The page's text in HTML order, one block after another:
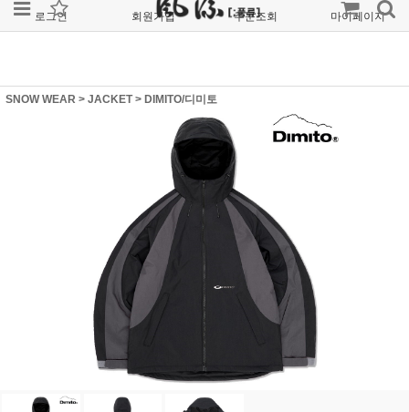
로그인 회원가입 주문조회 마이페이지
SNOW WEAR > JACKET> DIMITO/디미토